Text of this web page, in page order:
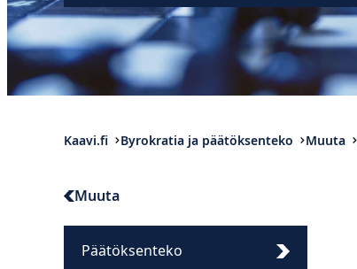
Kaavi.fi Byrokratia ja päätöksenteko Muuta
Muuta
Päätöksenteko